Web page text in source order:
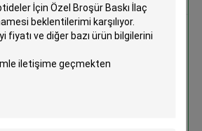
Tri-Tren 200 Peptideler İçin
İlaç Şartnamesi